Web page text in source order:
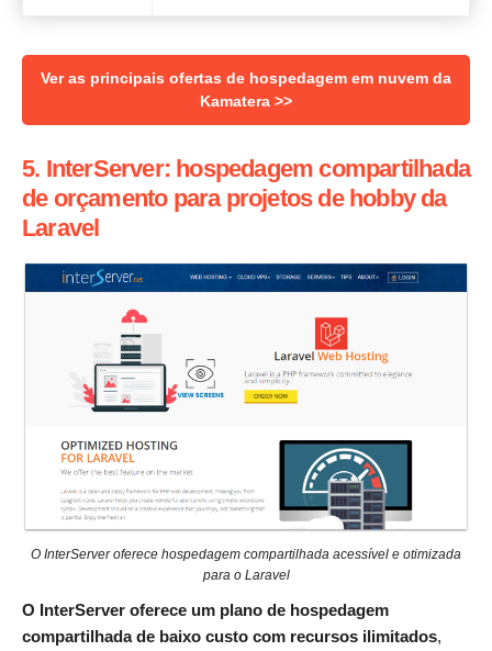
Ver as principais ofertas de hospedagem em nuvem da
Kamatera >>
5. InterServer: hospedagem compartilhada
de orçamento para projetos de hobby da
Laravel
O InterServer oferece hospedagem compartilhada acessível e otimizada
para o Laravel
O InterServer oferece um plano de hospedagem
compartilhada de baixo custo com recursos ilimitados,